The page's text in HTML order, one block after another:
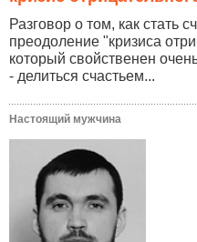
Разговор о том, как стать
преодоление "кризиса
который свойственен
- делиться счастьем...
Настоящий мужчина